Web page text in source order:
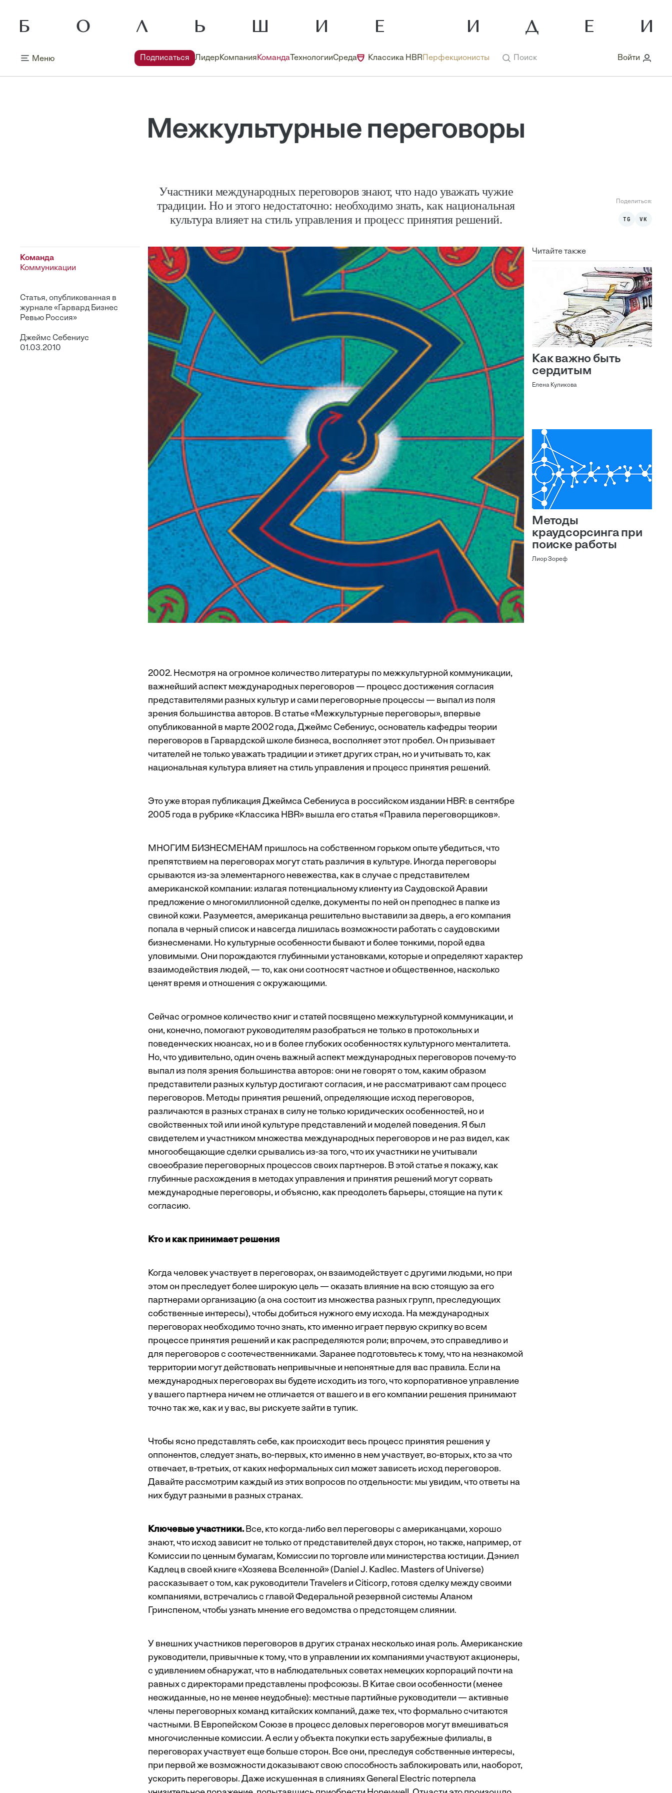
Меню Подписаться ЛидерКомпанияКоманда ТехнологииСреда Классика HBR Перфекционисты Поиск Войти
Межкультурные переговоры
Участники международных переговоров знают, что надо уважать чужие
традиции. Но и этого недостаточно: необходимо знать, как национальная
культура влияет на стиль управления и процесс принятия решений.
Поделиться:
TG VK
Команда
Коммуникации
Статья, опубликованная в
журнале «Гарвард Бизнес
Ревью Россия»
Джеймс Себениус
01.03.2010
Читайте также
Как важно быть
сердитым
Елена Куликова
Методы
краудсорсинга при
поиске работы
Лиор Зореф
2002. Несмотря на огромное количество литературы по межкультурной коммуникации,
важнейший аспект международных переговоров — процесс достижения согласия
представителями разных культур и сами переговорные процессы — выпал из поля
зрения большинства авторов. В статье «Межкультурные переговоры», впервые
опубликованной в марте 2002 года, Джеймс Себениус, основатель кафедры теории
переговоров в Гарвардской школе бизнеса, восполняет этот пробел. Он призывает
читателей не только уважать традиции и этикет других стран, но и учитывать то, как
национальная культура влияет на стиль управления и процесс принятия решений.
Это уже вторая публикация Джеймса Себениуса в российском издании HBR: в сентябре
2005 года в рубрике «Классика HBR» вышла его статья «Правила переговорщиков».
МНОГИМ БИЗНЕСМЕНАМ пришлось на собственном горьком опыте убедиться, что
препятствием на переговорах могут стать различия в культуре. Иногда переговоры
срываются из-за элементарного невежества, как в случае с представителем
американской компании: излагая потенциальному клиенту из Саудовской Аравии
предложение о многомиллионной сделке, документы по ней он преподнес в папке из
свиной кожи. Разумеется, американца решительно выставили за дверь, а его компания
попала в черный список и навсегда лишилась возможности работать с саудовскими
бизнесменами. Но культурные особенности бывают и более тонкими, порой едва
уловимыми. Они порождаются глубинными установками, которые и определяют характер
взаимодействия людей, — то, как они соотносят частное и общественное, насколько
ценят время и отношения с окружающими.
Сейчас огромное количество книг и статей посвящено межкультурной коммуникации, и
они, конечно, помогают руководителям разобраться не только в протокольных и
поведенческих нюансах, но и в более глубоких особенностях культурного менталитета.
Но, что удивительно, один очень важный аспект международных переговоров почему-то
выпал из поля зрения большинства авторов: они не говорят о том, каким образом
представители разных культур достигают согласия, и не рассматривают сам процесс
переговоров. Методы принятия решений, определяющие исход переговоров,
различаются в разных странах в силу не только юридических особенностей, но и
свойственных той или иной культуре представлений и моделей поведения. Я был
свидетелем и участником множества международных переговоров и не раз видел, как
многообещающие сделки срывались из-за того, что их участники не учитывали
своеобразие переговорных процессов своих партнеров. В этой статье я покажу, как
глубинные расхождения в методах управления и принятия решений могут сорвать
международные переговоры, и объясню, как преодолеть барьеры, стоящие на пути к
согласию.
Кто и как принимает решения
Когда человек участвует в переговорах, он взаимодействует с другими людьми, но при
этом он преследует более широкую цель — оказать влияние на всю стоящую за его
партнерами организацию (а она состоит из множества разных групп, преследующих
собственные интересы), чтобы добиться нужного ему исхода. На международных
переговорах необходимо точно знать, кто именно играет первую скрипку во всем
процессе принятия решений и как распределяются роли; впрочем, это справедливо и
для переговоров с соотечественниками. Заранее подготовьтесь к тому, что на незнакомой
территории могут действовать непривычные и непонятные для вас правила. Если на
международных переговорах вы будете исходить из того, что корпоративное управление
у вашего партнера ничем не отличается от вашего и в его компании решения принимают
точно так же, как и у вас, вы рискуете зайти в тупик.
Чтобы ясно представлять себе, как происходит весь процесс принятия решения у
оппонентов, следует знать, во-первых, кто именно в нем участвует, во-вторых, кто за что
отвечает, в-третьих, от каких неформальных сил может зависеть исход переговоров.
Давайте рассмотрим каждый из этих вопросов по отдельности: мы увидим, что ответы на
них будут разными в разных странах.
Ключевые участники.Все, кто когда-либо вел переговоры с американцами, хорошо
знают, что исход зависит не только от представителей двух сторон, но также, например, от
Комиссии по ценным бумагам, Комиссии по торговле или министерства юстиции. Дэниел
Кадлец в своей книге «Хозяева Вселенной» (Daniel J. Kadlec. Masters of Universe)
рассказывает о том, как руководители Travelers и Citicorp, готовя сделку между своими
компаниями, встречались с главой Федеральной резервной системы Аланом
Гринспеном, чтобы узнать мнение его ведомства о предстоящем слиянии.
У внешних участников переговоров в других странах несколько иная роль. Американские
руководители, привычные к тому, что в управлении их компаниями участвуют акционеры,
с удивлением обнаружат, что в наблюдательных советах немецких корпораций почти на
равных с директорами представлены профсоюзы. В Китае свои особенности (менее
неожиданные, но не менее неудобные): местные партийные руководители — активные
члены переговорных команд китайских компаний, даже тех, что формально считаются
частными. В Европейском Союзе в процесс деловых переговоров могут вмешиваться
многочисленные комиссии. А если у объекта покупки есть зарубежные филиалы, в
переговорах участвует еще больше сторон. Все они, преследуя собственные интересы,
при первой же возможности доказывают свою способность заблокировать или, наоборот,
ускорить переговоры. Даже искушенная в слияниях General Electric потерпела